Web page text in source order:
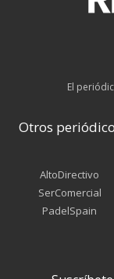
El
Otros
AltoDirectivo
SerComercial
PadelSpain